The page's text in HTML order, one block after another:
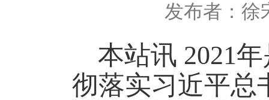
发布者：徐
本站讯 2021年
彻落实习近平总